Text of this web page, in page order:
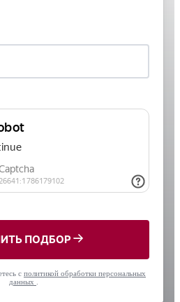
ПОДБОР
с политикой обработки персональных
данных